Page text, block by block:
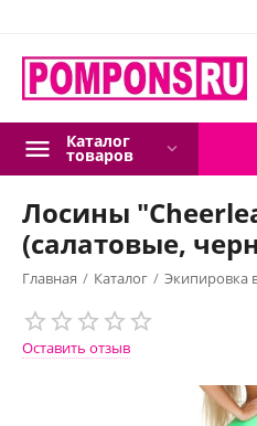
Каталог
товаров
Лосины
(салатовые,
Главная / Каталог / Экипировка
Оставить отзыв